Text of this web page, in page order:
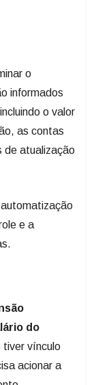
o
informados
o valor
as contas
de atualização
e a
do
tiver vínculo
acionar a